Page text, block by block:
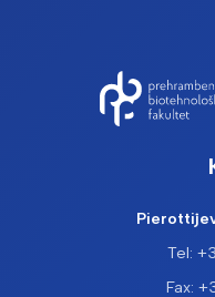
Tel:
Fax: